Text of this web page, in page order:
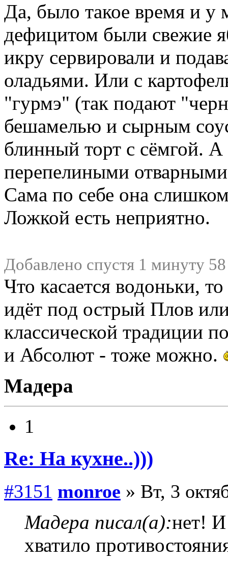
Да, было такое время и у
дефицитом были свежие
икру сервировали и
оладьями. Или с
"гурмэ" (так подают
бешамелью и сырным
блинный торт с сёмгой.
перепелиными
Сама по себе она
Ложкой есть неприятно.
Добавлено спустя 1 минуту
Что касается водоньки,
идёт под острый Плов
классической традиции
и Абсолют - тоже можно.
Мадера
1
Re: На кухне..)))
#3151 monroe » Вт, 3
Мадера писал(а):нет!
хватило